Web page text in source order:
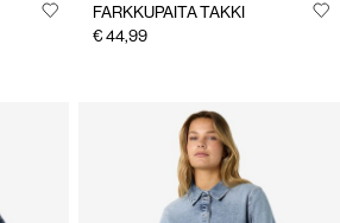
FARKKUPAITA TAKKI
€ 44,99